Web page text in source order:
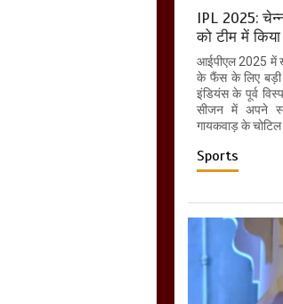
IPL 2025:
को टीम में
आईपीएल 2025 में
के फैंस के लिए
इंडियंस के पूर्व
सीजन में अपने
गायकवाड़ के चोटिल
Sports